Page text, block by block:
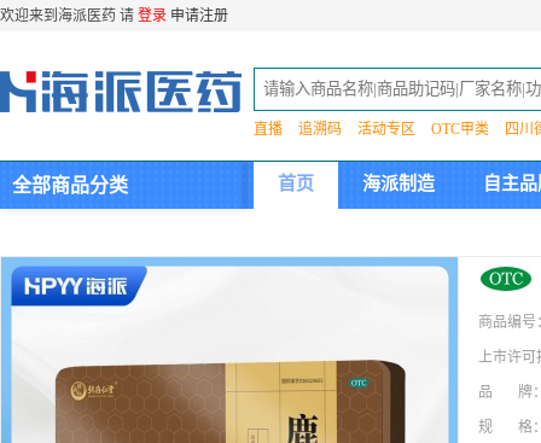
欢迎来到海派医药 请 登录 申请注册
直播 追溯码 活动专区 OTC甲类 四川
全部商品分类 首页 海派制造 自主
商品编号
上市许可
品 牌
规 格